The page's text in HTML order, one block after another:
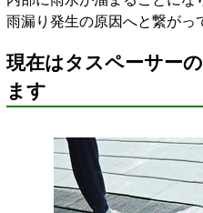
雨漏り発生の原因へと繋がっ
現在はタスペーサー
ます